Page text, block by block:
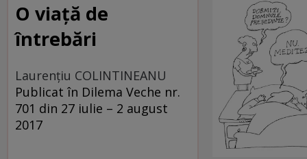
O viaţă de
întrebări
Laurenţiu COLINTINEANU
Publicat în Dilema Veche nr.
701 din 27 iulie – 2 august
2017